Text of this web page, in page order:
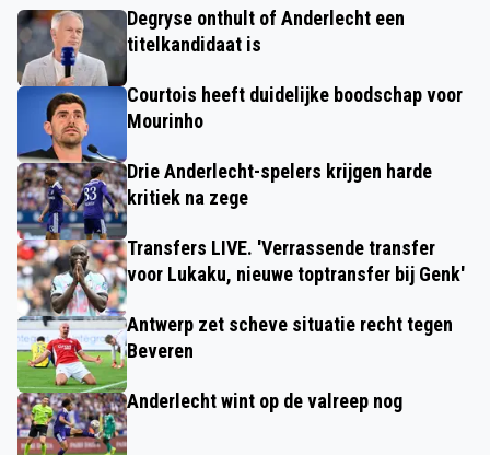
Degryse onthult of Anderlecht een
titelkandidaat is
Courtois heeft duidelijke boodschap voor
Mourinho
Drie Anderlecht-spelers krijgen harde
kritiek na zege
Transfers LIVE. 'Verrassende transfer
voor Lukaku, nieuwe toptransfer bij Genk'
Antwerp zet scheve situatie recht tegen
Beveren
Anderlecht wint op de valreep nog